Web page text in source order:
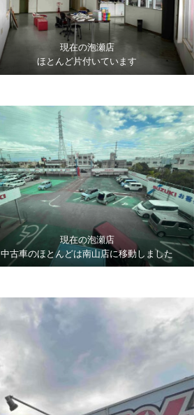
現在の泡瀬店
ほとんど片付いています
現在の泡瀬店
中古車のほとんどは南山店に移動しました